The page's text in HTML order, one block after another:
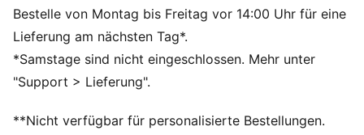
Hergestellt aus mindestens 50 % recycelten
Materialien.
DETAILS
Passform: Performance Fit
Hauptmaterial: Dobby
Lange Ärmel
Bestelle von Montag bis Freitag vor 14:00 Uhr für eine
Lieferung am nächsten Tag*.
*Samstage sind nicht eingeschlossen. Mehr unter
"Support > Lieferung".
**Nicht verfügbar für personalisierte Bestellungen.